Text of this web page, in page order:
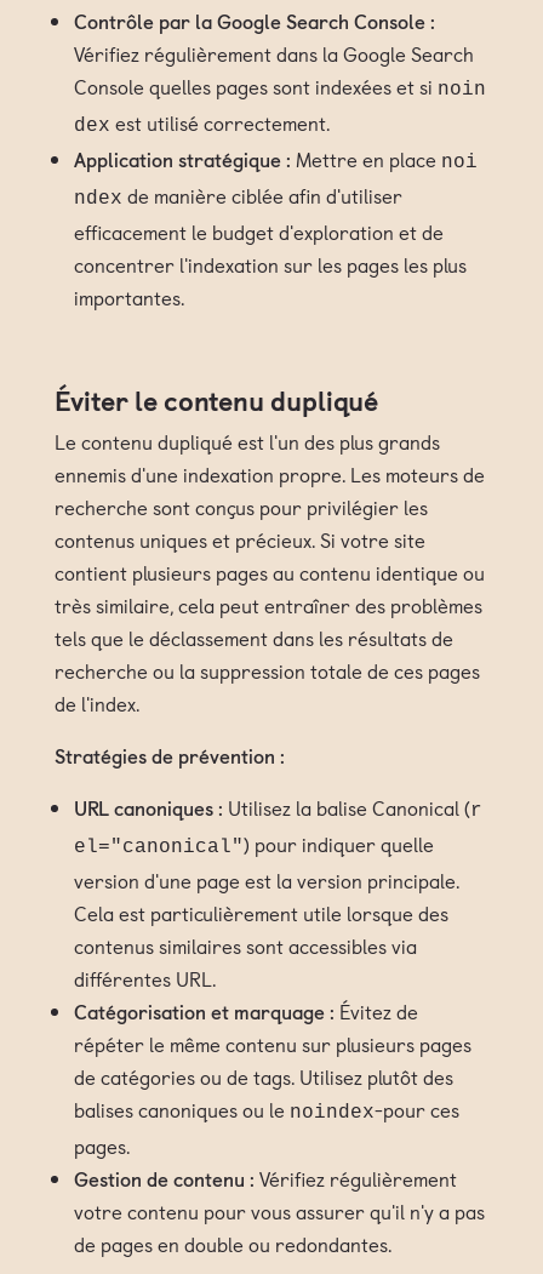
Contrôle par la Google Search Console :
Vérifiez régulièrement dans la Google Search
Console quelles pages sont indexées et si noin
dex est utilisé correctement.
Application stratégique : Mettre en place noi
ndex de manière ciblée afin d'utiliser
efficacement le budget d'exploration et de
concentrer l'indexation sur les pages les plus
importantes.
Éviter le contenu dupliqué
Le contenu dupliqué est l'un des plus grands
ennemis d'une indexation propre. Les moteurs de
recherche sont conçus pour privilégier les
contenus uniques et précieux. Si votre site
contient plusieurs pages au contenu identique ou
très similaire, cela peut entraîner des problèmes
tels que le déclassement dans les résultats de
recherche ou la suppression totale de ces pages
de l'index.
Stratégies de prévention :
URL canoniques : Utilisez la balise Canonical (r
el="canonical") pour indiquer quelle
version d'une page est la version principale.
Cela est particulièrement utile lorsque des
contenus similaires sont accessibles via
différentes URL.
Catégorisation et marquage : Évitez de
répéter le même contenu sur plusieurs pages
de catégories ou de tags. Utilisez plutôt des
balises canoniques ou le noindex-pour ces
pages.
Gestion de contenu : Vérifiez régulièrement
votre contenu pour vous assurer qu'il n'y a pas
de pages en double ou redondantes.
mentions légales
protection des données